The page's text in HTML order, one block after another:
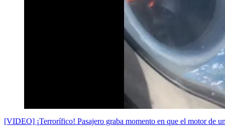
[VIDEO] ¡Terrorífico! Pasajero graba momento en que el motor de